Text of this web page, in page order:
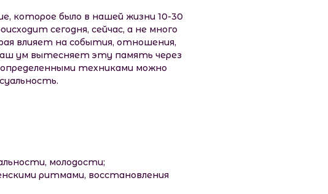
которое было в нашей жизни 10-30
сегодня, сейчас, а не много
влияет на события, отношения,
ум вытесняет эту память через
техниками можно
молодости;
ритмами, восстановления